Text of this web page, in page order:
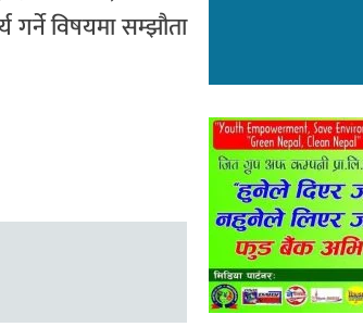
गर्ने विषयमा सम्झौता